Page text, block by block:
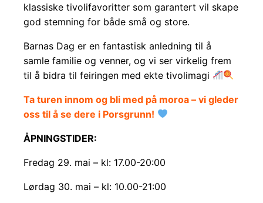
klassiske tivolifavoritter som garantert vil skape
god stemning for både små og store.
Barnas Dag er en fantastisk anledning til å
samle familie og venner, og vi ser virkelig frem
til å bidra til feiringen med ekte tivolimagi
Ta turen innom og bli med på moroa – vi gleder
oss til å se dere i Porsgrunn!
ÅPNINGSTIDER:
Fredag 29. mai – kl: 17.00-20:00
Lørdag 30. mai – kl: 10.00-21:00